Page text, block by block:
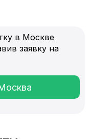
в Москве
заявку на